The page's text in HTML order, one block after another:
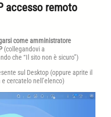
accesso remoto
come amministratore
(collegandovi a
che “Il sito non è sicuro”)
sul Desktop (oppure aprite il
cercatelo nell’elenco)